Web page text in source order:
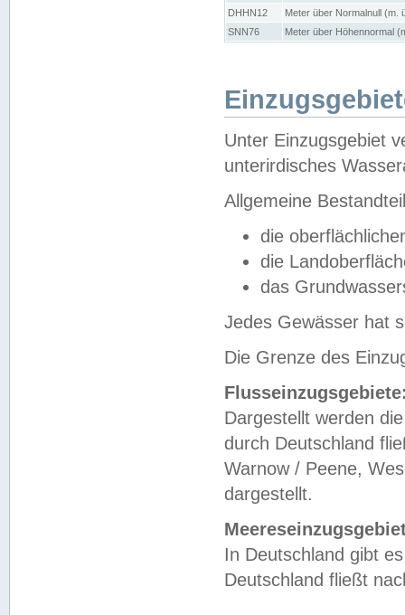
DHHN12
Meter über Normalnull (m.
SNN76
Meter über Höhennormal
Unter Einzugsgebiet
unterirdisches
Allgemeine
die
die
das
Jedes Gewässer hat
Die Grenze des
Dargestellt werden
durch Deutschland
Warnow / Peene,
dargestellt.
In Deutschland gibt
Deutschland fließt